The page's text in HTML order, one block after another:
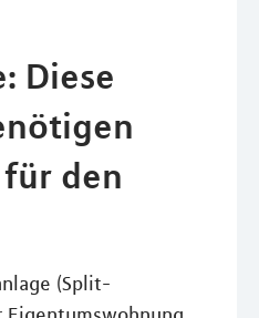
Diese
den
(Split-